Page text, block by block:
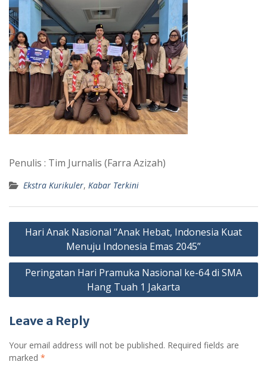
Penulis : Tim Jurnalis (Farra Azizah)
Ekstra Kurikuler, Kabar Terkini
Post
navigation
Hari Anak Nasional “Anak Hebat, Indonesia Kuat
Menuju Indonesia Emas 2045”
Peringatan Hari Pramuka Nasional ke-64 di SMA
Hang Tuah 1 Jakarta
Leave a Reply
Your email address will not be published. Required fields are
marked *